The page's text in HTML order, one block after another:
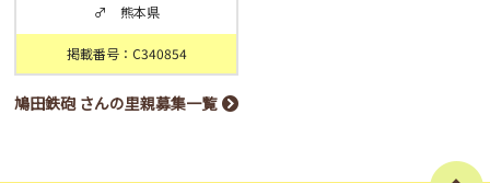
♂ 熊本県
掲載番号：C340854
鳩田鉄砲 さんの里親募集一覧